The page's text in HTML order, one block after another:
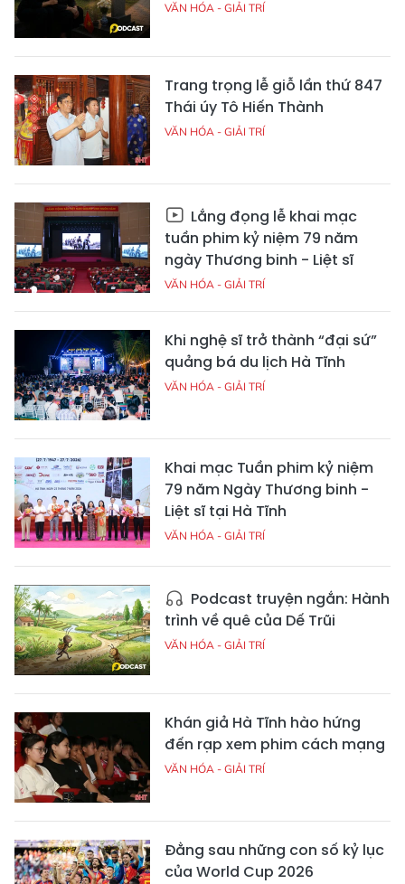
VĂN HÓA - GIẢI TRÍ
Trang trọng lễ giỗ lần thứ 847
Thái úy Tô Hiến Thành
VĂN HÓA - GIẢI TRÍ
Lắng đọng lễ khai mạc
tuần phim kỷ niệm 79 năm
ngày Thương binh - Liệt sĩ
VĂN HÓA - GIẢI TRÍ
Khi nghệ sĩ trở thành “đại sứ”
quảng bá du lịch Hà Tĩnh
VĂN HÓA - GIẢI TRÍ
Khai mạc Tuần phim kỷ niệm
79 năm Ngày Thương binh -
Liệt sĩ tại Hà Tĩnh
VĂN HÓA - GIẢI TRÍ
Podcast truyện ngắn: Hành
trình về quê của Dế Trũi
VĂN HÓA - GIẢI TRÍ
Khán giả Hà Tĩnh hào hứng
đến rạp xem phim cách mạng
VĂN HÓA - GIẢI TRÍ
Đằng sau những con số kỷ lục
của World Cup 2026